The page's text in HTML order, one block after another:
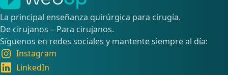
La principal enseñanza quirúrgica para cirugía.
De cirujanos – Para cirujanos.
Síguenos en redes sociales y mantente siempre al día:
Instagram
LinkedIn